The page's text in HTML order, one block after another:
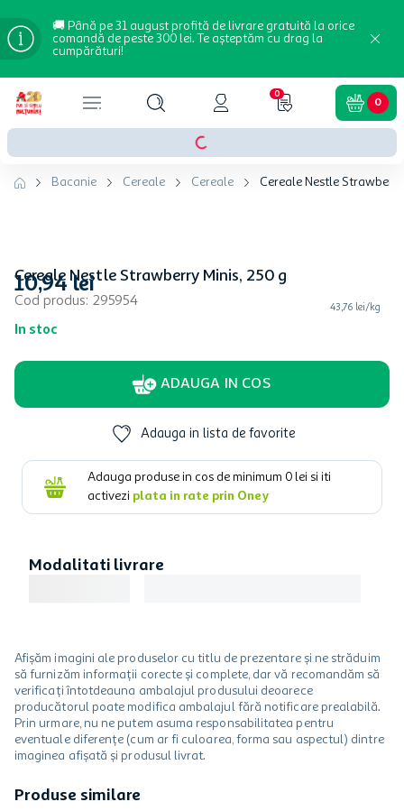
🚚 Până pe 31 august profită de livrare gratuită la orice
comandă de peste 300 lei. Te așteptăm cu drag la
cumpărături!
0
0
Bacanie Cereale Cereale Cereale Nestle
Cereale Nestle Strawberry Minis, 250 g
Cod produs: 295954
In stoc
10,94 lei
43,76 lei/kg
ADAUGA IN COS
Adauga in lista de favorite
Adauga produse in cos de minimum 0 lei si iti
activezi plata in rate prin Oney
Modalitati livrare
Afișăm imagini ale produselor cu titlu de prezentare și ne străduim
să furnizăm informații corecte și complete, dar vă recomandăm să
verificați întotdeauna ambalajul produsului deoarece
producătorul poate modifica ambalajul fără notificare prealabilă.
Prin urmare, nu ne putem asuma responsabilitatea pentru
eventuale diferențe (cum ar fi culoarea, forma sau aspectul) dintre
imaginea afișată și produsul livrat.
Produse similare